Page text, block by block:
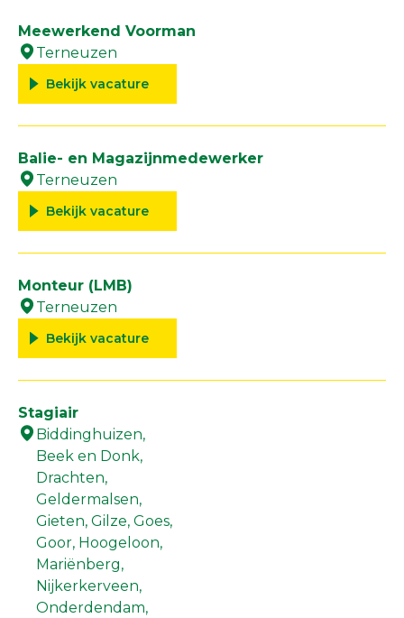
Over ons
Meewerkend Voorman
Terneuzen
Bekijk vacature
Balie- en Magazijnmedewerker
Terneuzen
Bekijk vacature
Monteur (LMB)
Terneuzen
Bekijk vacature
Stagiair
Biddinghuizen,
Beek en Donk,
Drachten,
Geldermalsen,
Gieten, Gilze, Goes,
Goor, Hoogeloon,
Mariënberg,
Nijkerkerveen,
Onderdendam,